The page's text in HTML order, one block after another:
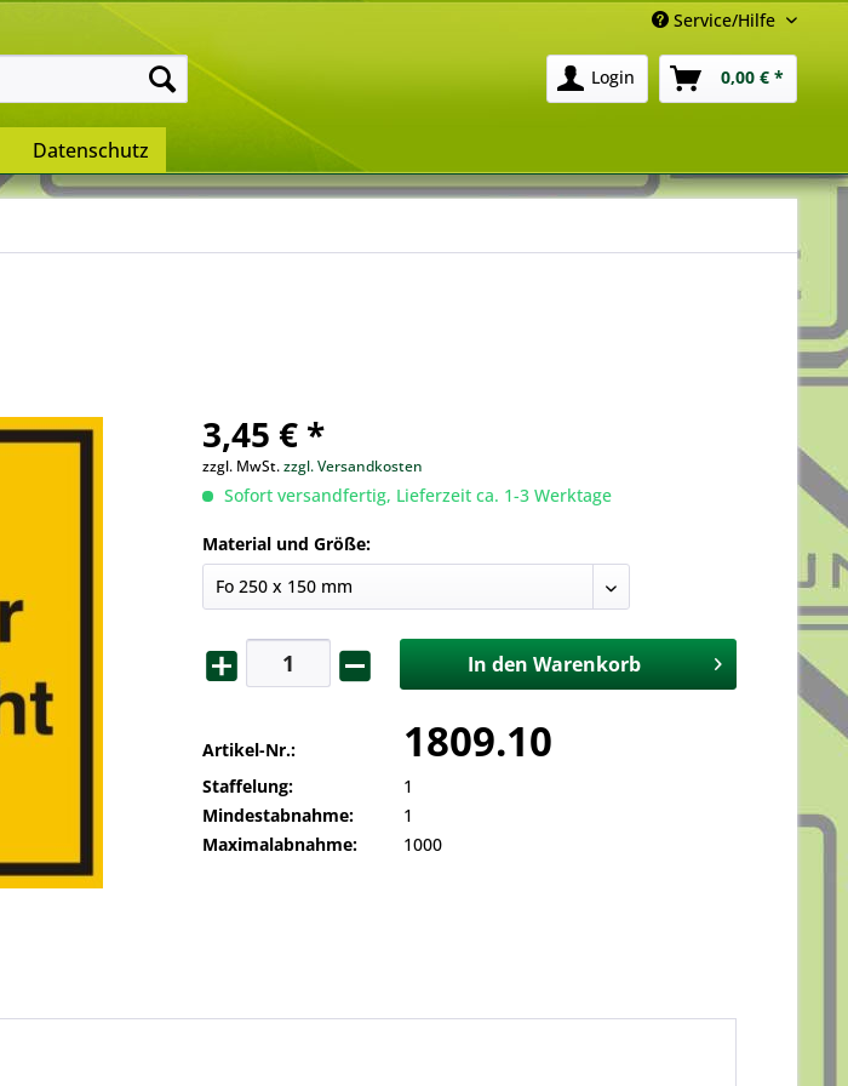
Service/Hilfe
Login 0,00 € *
Datenschutz
3,45 € *
zzgl. MwSt.zzgl. Versandkosten
Sofort versandfertig, Lieferzeit ca. 1-3 Werktage
Material und Größe:
In den Warenkorb
Artikel-Nr.: 1809.10
Staffelung:
1
Mindestabnahme:
1
Maximalabnahme:
1000